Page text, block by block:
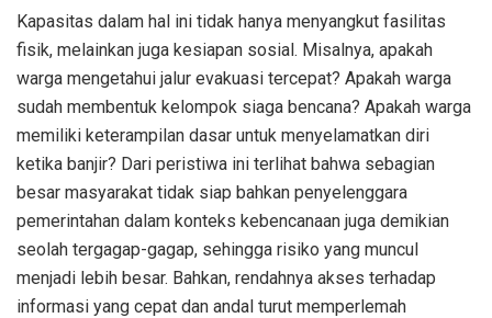
Kapasitas dalam hal ini tidak hanya menyangkut fasilitas
fisik, melainkan juga kesiapan sosial. Misalnya, apakah
warga mengetahui jalur evakuasi tercepat? Apakah warga
sudah membentuk kelompok siaga bencana? Apakah warga
memiliki keterampilan dasar untuk menyelamatkan diri
ketika banjir? Dari peristiwa ini terlihat bahwa sebagian
besar masyarakat tidak siap bahkan penyelenggara
pemerintahan dalam konteks kebencanaan juga demikian
seolah tergagap-gagap, sehingga risiko yang muncul
menjadi lebih besar. Bahkan, rendahnya akses terhadap
informasi yang cepat dan andal turut memperlemah